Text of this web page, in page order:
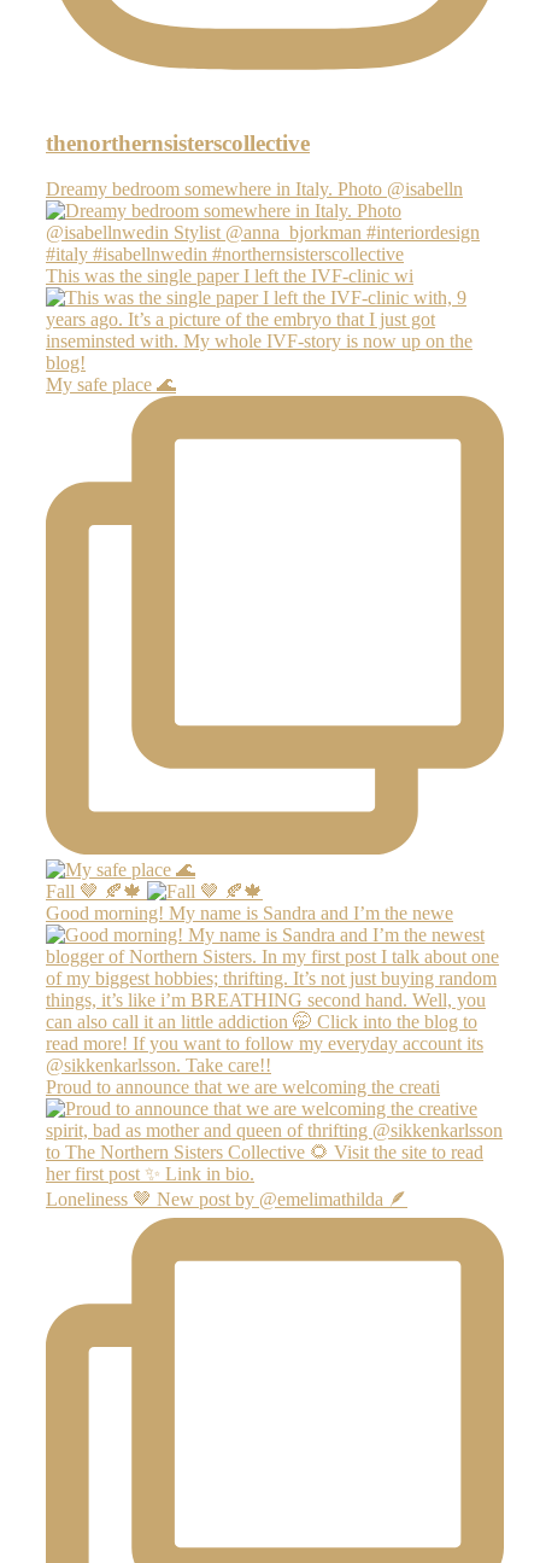
thenorthernsisterscollective
Dreamy bedroom somewhere in Italy. Photo @isabelln
This was the single paper I left the IVF-clinic wi
My safe place 🌊
Fall 🤎 🍂🍁
Good morning! My name is Sandra and I’m the newe
Proud to announce that we are welcoming the creati
Loneliness 🤎 New post by @emelimathilda 🪶